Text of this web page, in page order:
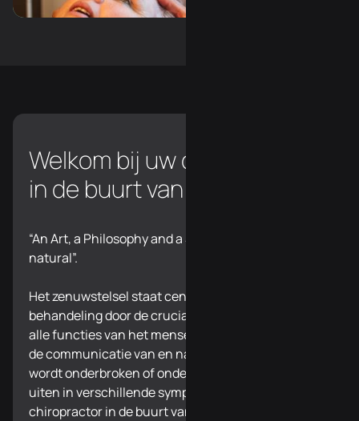
Welkom bij uw chiropractor
in de buurt van Kasterlee
“An Art, a Philosophy and a Science of all things
natural”.
Het zenuwstelsel staat centraal in onze
behandeling door de cruciale rol dat het speelt in
alle functies van het menselijk lichaam. Wanneer
de communicatie van en naar het zenuwstelsel
wordt onderbroken of onder druk staat, kan dit zich
uiten in verschillende symptomen. Bij uw
chiropractor in de buurt van Kasterlee bestrijden